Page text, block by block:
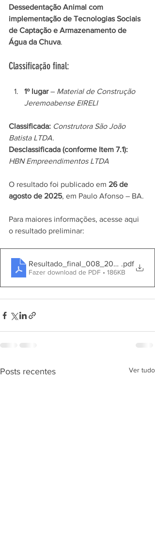
Dessedentação Animal com
implementação de Tecnologias Sociais
de Captação e Armazenamento de
Água da Chuva.
Classificação final:
1º lugar – Material de Construção
Jeremoabense EIRELI
Classificada: Construtora São João
Batista LTDA.
Desclassificada (conforme Item 7.1):
HBN Empreendimentos LTDA
O resultado foi publicado em 26 de
agosto de 2025, em Paulo Afonso – BA.
Para maiores informações, acesse aqui
o resultado preliminar:
Resultado_final_008_2025 - Material
.pdf
Fazer download de PDF • 186KB
Posts recentes Ver tudo